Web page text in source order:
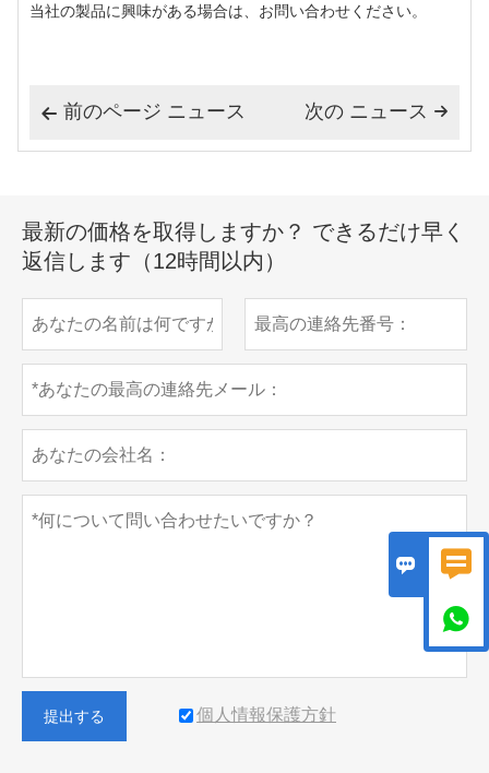
当社の製品に興味がある場合は、お問い合わせください。
 前のページ ニュース 
次の ニュース
最新の価格を取得しますか？ できるだけ早く
返信します（12時間以内）
提出する 個人情報保護方針
 
